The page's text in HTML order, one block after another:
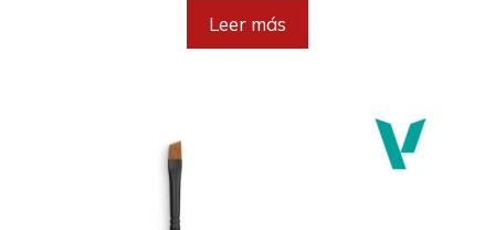
original
era:
actual
es:
Leer más